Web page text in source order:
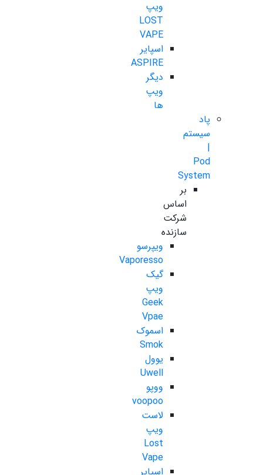
ویپ
LOST
VAPE
اسپایر
ASPIRE
دیگر
ویپ
ها
پاد
سیستم
|
Pod
System
بر
اساس
شرکت
سازنده
ویپرسو
Vaporesso
گیک
ویپ
Geek
Vpae
اسموک
Smok
یوول
Uwell
ووپو
voopoo
لاست
ویپ
Lost
Vape
اسپایر